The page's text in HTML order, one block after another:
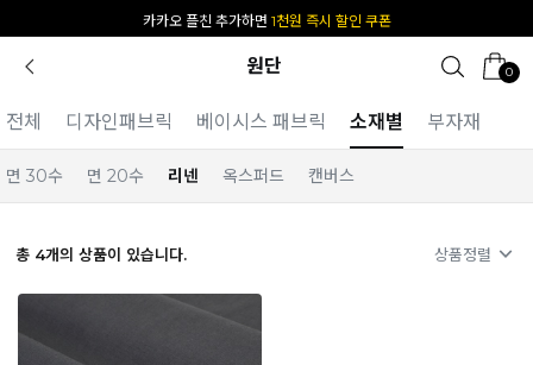
카카오 플친 추가하면 1천원 즉시 할인 쿠폰
원단 0
전체 디자인패브릭 베이시스 패브릭 소재별 부자재
면 30수 면 20수 리넨 옥스퍼드 캔버스
총 4개의 상품이 있습니다. 상품정렬